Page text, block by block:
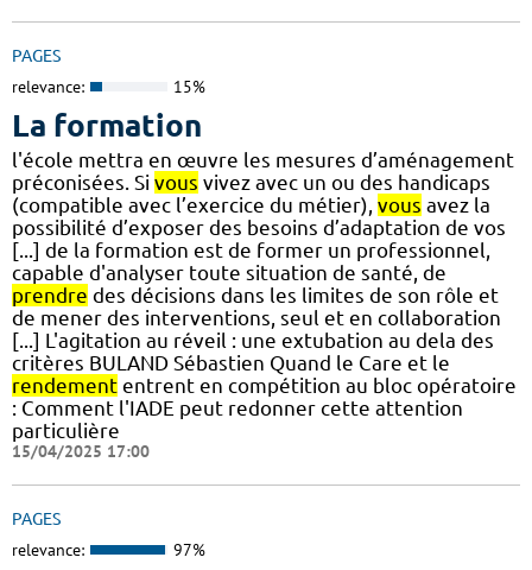
PAGES
relevance: 15%
La formation
l'école mettra en œuvre les mesures d’aménagement
préconisées. Si vous vivez avec un ou des handicaps
(compatible avec l’exercice du métier), vous avez la
possibilité d’exposer des besoins d’adaptation de vos
[...] de la formation est de former un professionnel,
capable d'analyser toute situation de santé, de
prendre des décisions dans les limites de son rôle et
de mener des interventions, seul et en collaboration
[...] L'agitation au réveil : une extubation au dela des
critères BULAND Sébastien Quand le Care et le
rendement entrent en compétition au bloc opératoire
: Comment l'IADE peut redonner cette attention
particulière
15/04/2025 17:00
PAGES
relevance: 97%